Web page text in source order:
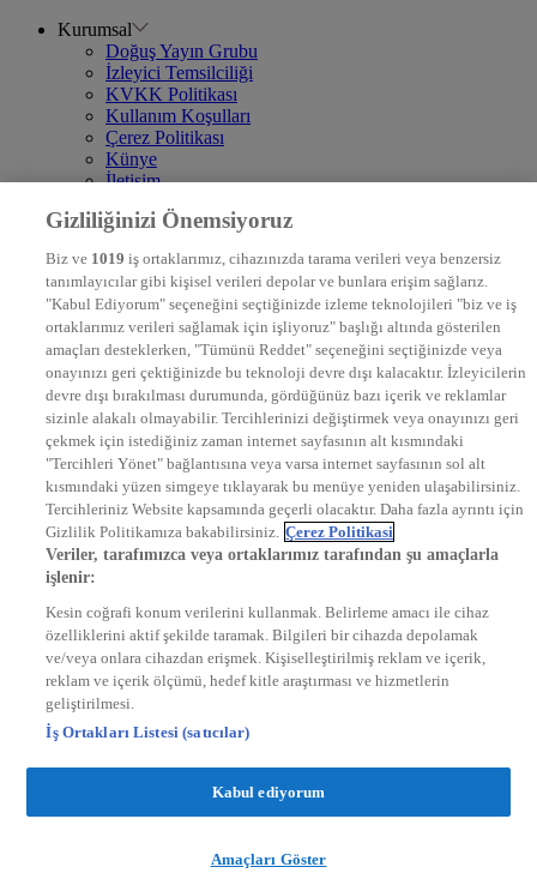
Kurumsal
Doğuş Yayın Grubu
İzleyici Temsilciliği
KVKK Politikası
Kullanım Koşulları
Çerez Politikası
Künye
İletişim
DYG Televizyonlar
STAR
EURO STAR
KRAL POP TV
DYG Radyolar
NTV RADYO
KRAL FM
KRAL POP
EKSEN
VOYAGE
DYG Dijital
ntv.com.tr
ntvspor.net
secim.ntv.com.tr
startv.com.tr
kralmuzik.com.tr
Gizliliğinizi Önemsiyoruz
Biz ve 1019 iş ortaklarımız, cihazınızda tarama verileri veya benzersiz
tanımlayıcılar gibi kişisel verileri depolar ve bunlara erişim sağlarız.
"Kabul Ediyorum" seçeneğini seçtiğinizde izleme teknolojileri "biz ve iş
ortaklarımız verileri sağlamak için işliyoruz" başlığı altında gösterilen
amaçları desteklerken, "Tümünü Reddet" seçeneğini seçtiğinizde veya
onayınızı geri çektiğinizde bu teknoloji devre dışı kalacaktır. İzleyicilerin
devre dışı bırakılması durumunda, gördüğünüz bazı içerik ve reklamlar
sizinle alakalı olmayabilir. Tercihlerinizi değiştirmek veya onayınızı geri
çekmek için istediğiniz zaman internet sayfasının alt kısmındaki
"Tercihleri Yönet" bağlantısına veya varsa internet sayfasının sol alt
kısmındaki yüzen simgeye tıklayarak bu menüye yeniden ulaşabilirsiniz.
Tercihleriniz Website kapsamında geçerli olacaktır. Daha fazla ayrıntı için
Gizlilik Politikamıza bakabilirsiniz. Çerez Politikasi
Veriler, tarafımızca veya ortaklarımız tarafından şu amaçlarla
işlenir:
Kesin coğrafi konum verilerini kullanmak. Belirleme amacı ile cihaz
özelliklerini aktif şekilde taramak. Bilgileri bir cihazda depolamak
ve/veya onlara cihazdan erişmek. Kişiselleştirilmiş reklam ve içerik,
reklam ve içerik ölçümü, hedef kitle araştırması ve hizmetlerin
geliştirilmesi.
İş Ortakları Listesi (satıcılar)
Kabul ediyorum
Amaçları Göster